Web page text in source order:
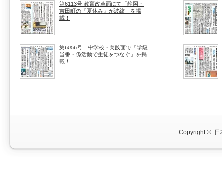
第6113号 教育改革面にて「静岡・
吉田町の『夏休み』が波紋」を掲
載！
第6056号 中学校・実践面で「学級
当番・係活動で生徒をつなぐ」を掲
載！
Copyright © 日